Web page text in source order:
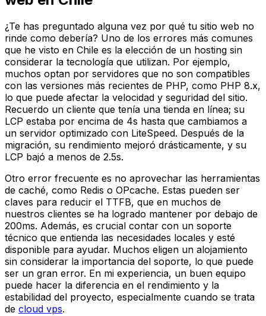
¿Te has preguntado alguna vez por qué tu sitio web no
rinde como debería? Uno de los errores más comunes
que he visto en Chile es la elección de un hosting sin
considerar la tecnología que utilizan. Por ejemplo,
muchos optan por servidores que no son compatibles
con las versiones más recientes de PHP, como PHP 8.x,
lo que puede afectar la velocidad y seguridad del sitio.
Recuerdo un cliente que tenía una tienda en línea; su
LCP estaba por encima de 4s hasta que cambiamos a
un servidor optimizado con LiteSpeed. Después de la
migración, su rendimiento mejoró drásticamente, y su
LCP bajó a menos de 2.5s.
Otro error frecuente es no aprovechar las herramientas
de caché, como Redis o OPcache. Estas pueden ser
claves para reducir el TTFB, que en muchos de
nuestros clientes se ha logrado mantener por debajo de
200ms. Además, es crucial contar con un soporte
técnico que entienda las necesidades locales y esté
disponible para ayudar. Muchos eligen un alojamiento
sin considerar la importancia del soporte, lo que puede
ser un gran error. En mi experiencia, un buen equipo
puede hacer la diferencia en el rendimiento y la
estabilidad del proyecto, especialmente cuando se trata
de cloud vps.